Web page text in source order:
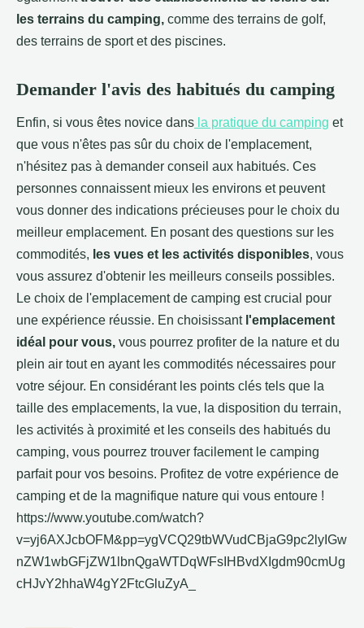
les terrains du camping, comme des terrains de golf,
des terrains de sport et des piscines.
Demander l'avis des habitués du camping
Enfin, si vous êtes novice dans la pratique du camping et
que vous n'êtes pas sûr du choix de l'emplacement,
n'hésitez pas à demander conseil aux habitués. Ces
personnes connaissent mieux les environs et peuvent
vous donner des indications précieuses pour le choix du
meilleur emplacement. En posant des questions sur les
commodités, les vues et les activités disponibles, vous
vous assurez d'obtenir les meilleurs conseils possibles.
Le choix de l'emplacement de camping est crucial pour
une expérience réussie. En choisissant l'emplacement
idéal pour vous, vous pourrez profiter de la nature et du
plein air tout en ayant les commodités nécessaires pour
votre séjour. En considérant les points clés tels que la
taille des emplacements, la vue, la disposition du terrain,
les activités à proximité et les conseils des habitués du
camping, vous pourrez trouver facilement le camping
parfait pour vos besoins. Profitez de votre expérience de
camping et de la magnifique nature qui vous entoure !
https://www.youtube.com/watch?
v=yj6AXJcbOFM&pp=ygVCQ29tbWVudCBjaG9pc2lyIGw
nZW1wbGFjZW1lbnQgaWTDqWFsIHBvdXIgdm90cmUg
cHJvY2hhaW4gY2FtcGluZyA_